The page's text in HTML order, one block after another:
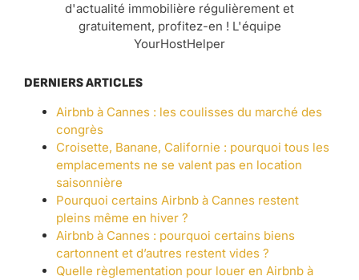
d'actualité immobilière régulièrement et
gratuitement, profitez-en ! L'équipe
YourHostHelper
DERNIERS ARTICLES
Airbnb à Cannes : les coulisses du marché des
congrès
Croisette, Banane, Californie : pourquoi tous les
emplacements ne se valent pas en location
saisonnière
Pourquoi certains Airbnb à Cannes restent
pleins même en hiver ?
Airbnb à Cannes : pourquoi certains biens
cartonnent et d’autres restent vides ?
Quelle règlementation pour louer en Airbnb à